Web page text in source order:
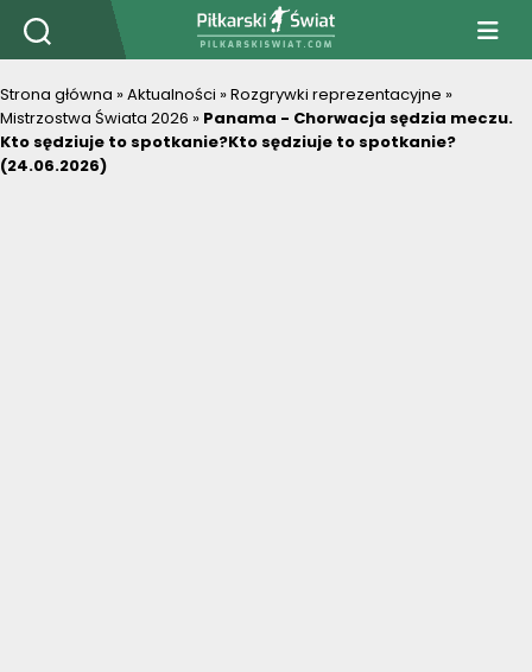
PiłkarskiSwiat.com
Strona główna »Aktualności »Rozgrywki reprezentacyjne »
Mistrzostwa Świata 2026 » Panama - Chorwacja sędzia meczu.
Kto sędziuje to spotkanie?Kto sędziuje to spotkanie?
(24.06.2026)